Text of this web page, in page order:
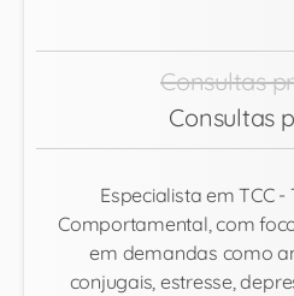
Consultas
Consultas
Especialista em TCC
Comportamental, com
em demandas como
conjugais, estresse,